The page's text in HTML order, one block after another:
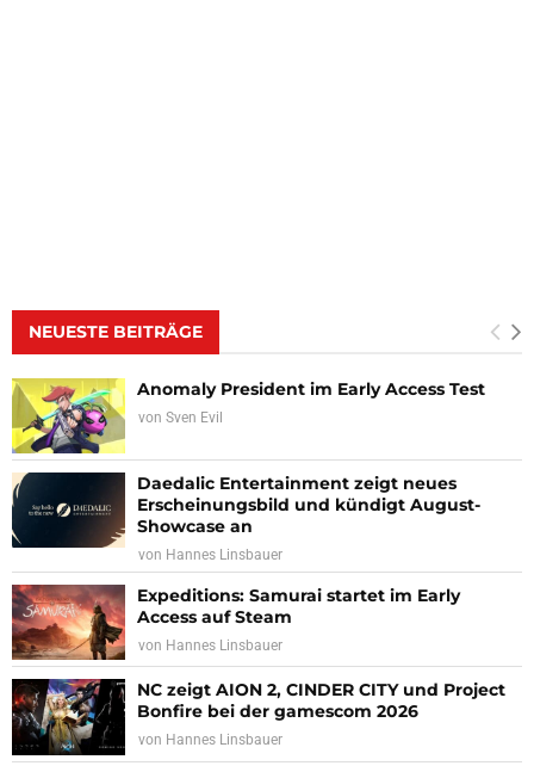
NEUESTE BEITRÄGE
Anomaly President im Early Access Test
von Sven Evil
Daedalic Entertainment zeigt neues
Erscheinungsbild und kündigt August-
Showcase an
von Hannes Linsbauer
Expeditions: Samurai startet im Early
Access auf Steam
von Hannes Linsbauer
NC zeigt AION 2, CINDER CITY und Project
Bonfire bei der gamescom 2026
von Hannes Linsbauer